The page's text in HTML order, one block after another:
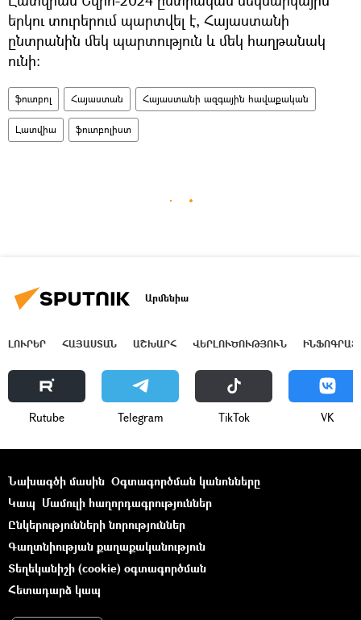
երկու տուրերում պարտվել է, Հայաստանի
ընտրանին մեկ պարտություն և մեկ հաղթանակ
ունի։
ֆուտբոլ Հայաստան Հայաստանի ազգային հավաքական
Լատվիա ֆուտբոլիստ
Արմենիա
ԼՈՒՐԵՐ ՀԱՅԱՍՏԱՆ ԱՇԽԱՐՀ ՎԵՐԼՈՒԾՈՒԹՅՈՒՆ
Rutube Telegram ТikТоk VK
Նախագծի մասին Օգտագործման կանոնները
Կապ Մամուլի հաղորդագրություններ
Ընկերությունների նորություններ
Գաղտնիության քաղաքականություն
Տեղեկանիշի (cookie) օգտագործման
Հետադարձ կապ